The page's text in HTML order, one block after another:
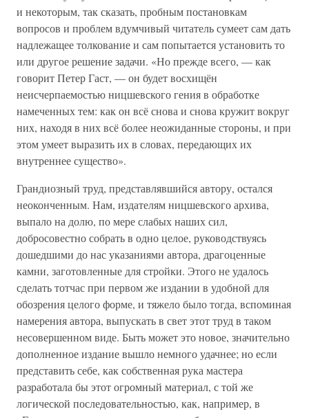
и некоторым, так сказать, пробным постановкам
вопросов и проблем вдумчивый читатель сумеет сам дать
надлежащее толкование и сам попытается установить то
или другое решение задачи. «Но прежде всего, — как
говорит Петер Гаст, — он будет восхищён
неисчерпаемостью ницшевского гения в обработке
намеченных тем: как он всё снова и снова кружит вокруг
них, находя в них всё более неожиданные стороны, и при
этом умеет выразить их в словах, передающих их
внутреннее существо».
Грандиозный труд, представлявшийся автору, остался
неоконченным. Нам, издателям ницшевского архива,
выпало на долю, по мере слабых наших сил,
добросовестно собрать в одно целое, руководствуясь
дошедшими до нас указаниями автора, драгоценные
камни, заготовленные для стройки. Этого не удалось
сделать тотчас при первом же издании в удобной для
обозрения целого форме, и тяжело было тогда, вспоминая
намерения автора, выпускать в свет этот труд в таком
несовершенном виде. Быть может это новое, значительно
дополненное издание вышло немного удачнее; но если
представить себе, как собственная рука мастера
разработала бы этот огромный материал, с той же
логической последовательностью, как, например, в